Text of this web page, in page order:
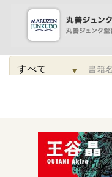
コンテンツに
進む
検
▾